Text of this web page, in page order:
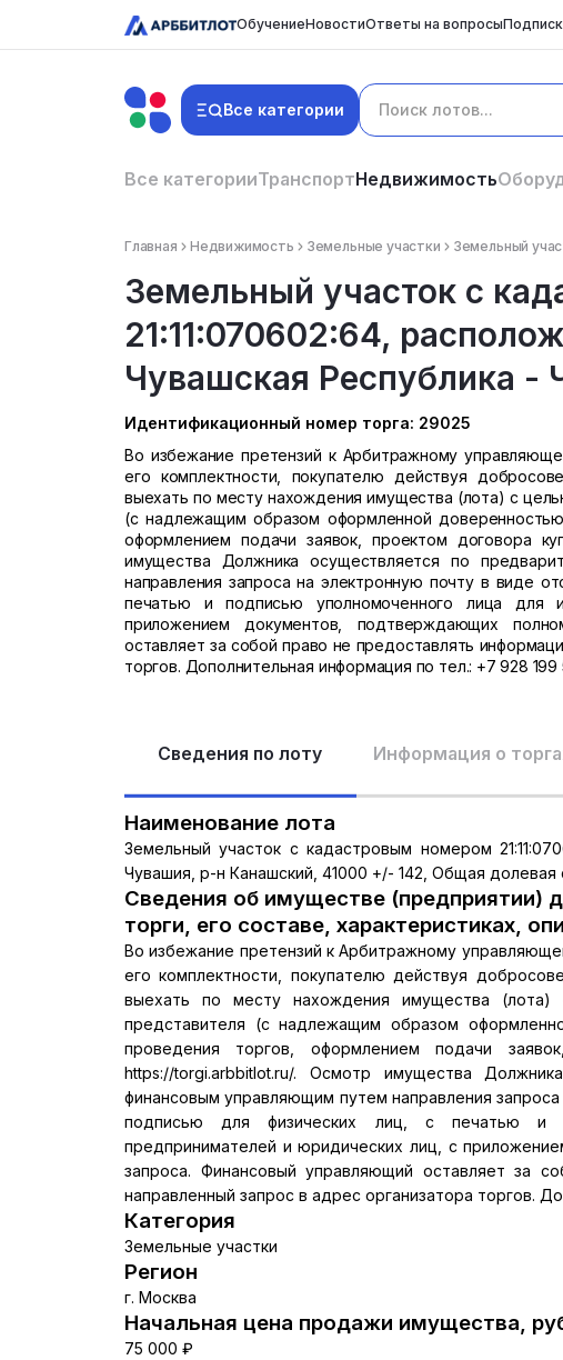
ОбучениеНовостиОтветы на вопросы
Все категории
Все категорииТранспортНедвижимость
Главная Недвижимость Земельные участки Земельный
Земельный участок с
21:11:070602:64,
Чувашская Республика -
Идентификационный номер торга: 29025
Во избежание претензий к Арбитражному
его комплектности, покупателю действуя
выехать по месту нахождения имущества (лота) с
(с надлежащим образом оформленной
оформлением подачи заявок, проектом договора
имущества Должника осуществляется по
направления запроса на электронную почту в виде
печатью и подписью уполномоченного лица для
приложением документов, подтверждающих
оставляет за собой право не предоставлять
торгов. Дополнительная информация по тел.: +7 928 199
Сведения по лоту Информация о
Наименование лота
Земельный участок с кадастровым номером
Чувашия, р-н Канашский, 41000 +/- 142, Общая долевая
Сведения об имуществе (предприятии)
торги, его составе, характеристиках,
Во избежание претензий к Арбитражному
его комплектности, покупателю действуя
выехать по месту нахождения имущества
представителя (с надлежащим образом
проведения торгов, оформлением подачи
https://torgi.arbbitlot.ru/. Осмотр имущества
финансовым управляющим путем направления
подписью для физических лиц, с печатью и
предпринимателей и юридических лиц, с
запроса. Финансовый управляющий оставляет за
направленный запрос в адрес организатора торгов.
Категория
Земельные участки
Регион
г. Москва
Начальная цена продажи имущества,
75 000 ₽